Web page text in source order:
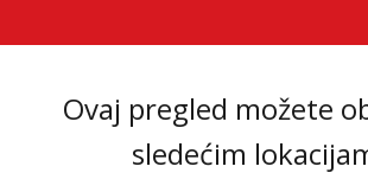
Ovaj pregled možete
sledećim